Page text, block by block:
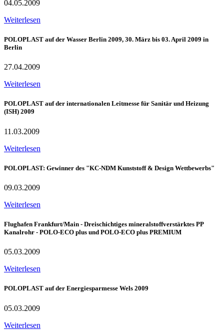
04.05.2009
Weiterlesen
POLOPLAST auf der Wasser Berlin 2009, 30. März bis 03. April 2009 in
Berlin
27.04.2009
Weiterlesen
POLOPLAST auf der internationalen Leitmesse für Sanitär und Heizung
(ISH) 2009
11.03.2009
Weiterlesen
POLOPLAST: Gewinner des "KC-NDM Kunststoff & Design Wettbewerbs"
09.03.2009
Weiterlesen
Flughafen Frankfurt/Main - Dreischichtiges mineralstoffverstärktes PP
Kanalrohr - POLO-ECO plus und POLO-ECO plus PREMIUM
05.03.2009
Weiterlesen
POLOPLAST auf der Energiesparmesse Wels 2009
05.03.2009
Weiterlesen